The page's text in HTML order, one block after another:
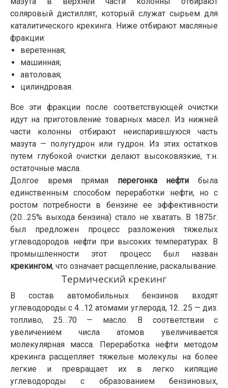
соляровый дистиллят, который служат сырьем для
каталитического крекинга. Ниже отбирают масляные
фракции:
веретенная;
машинная;
автоловая;
цилиндровая.
Все эти фракции после соответствующей очистки
идут на приготовление товарных масел. Из нижней
части колонны отбирают неиспарившуюся часть
мазута — полугудрон или гудрон. Из этих остатков
путем глубокой очистки делают высоковязкие, т.н.
остаточные масла.
Долгое время прямая перегонка нефти была
единственным способом переработки нефти, но с
ростом потребности в бензине ее эффективности
(20…25% выхода бензина) стало не хватать. В 1875г.
был предложен процесс разложения тяжелых
углеводородов нефти при высоких температурах. В
промышленности этот процесс был назван
крекингом, что означает расщепление, раскалывание.
Термический крекинг
В состав автомобильных бензинов входят
углеводороды с 4…12 атомами углерода, 12…25 — диз.
топливо, 25…70 — масло. В соответствии с
увеличением числа атомов увеличивается
молекулярная масса. Переработка нефти методом
крекинга расщепляет тяжелые молекулы на более
легкие и превращает их в легко кипящие
углеводороды с образованием бензиновых,